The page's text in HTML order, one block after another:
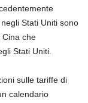
Stati Uniti sono
Cina che
Stati Uniti.
sulle tariffe di
calendario